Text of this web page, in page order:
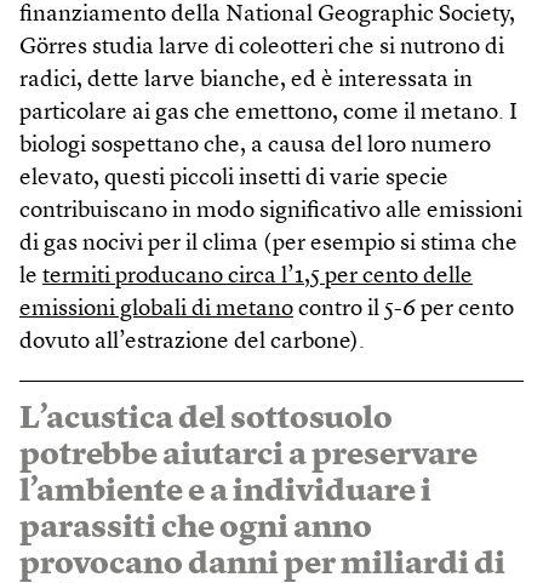
finanziamento della National Geographic Society,
Görres studia larve di coleotteri che si nutrono di
radici, dette larve bianche, ed è interessata in
particolare ai gas che emettono, come il metano. I
biologi sospettano che, a causa del loro numero
elevato, questi piccoli insetti di varie specie
contribuiscano in modo significativo alle emissioni
di gas nocivi per il clima (per esempio si stima che
le termiti producano circa l’1,5 per cento delle
emissioni globali di metano contro il 5-6 per cento
dovuto all’estrazione del carbone).
L’acustica del sottosuolo
potrebbe aiutarci a preservare
l’ambiente e a individuare i
parassiti che ogni anno
provocano danni per miliardi di